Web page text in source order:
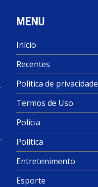
MENU
Início
Recentes
Política de privacidade
Termos de Uso
Polícia
Política
Entretenimento
Esporte